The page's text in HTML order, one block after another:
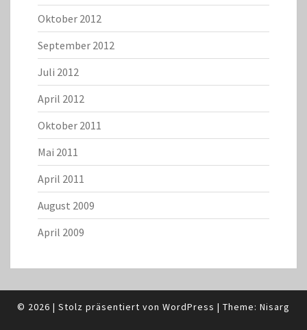
Oktober 2012
September 2012
Juli 2012
April 2012
Oktober 2011
Mai 2011
April 2011
August 2009
April 2009
© 2026 | Stolz präsentiert von WordPress | Theme: Nisarg